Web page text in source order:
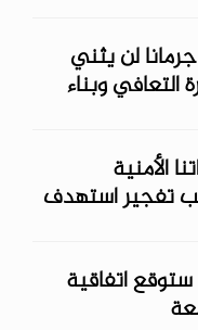
لن يثني
وبناء
الأمنية
تفجير استهدف
اتفاقية